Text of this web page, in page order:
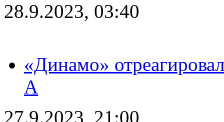
28.9.2023, 03:40
«Динамо»
А
27.9.2023, 21:00